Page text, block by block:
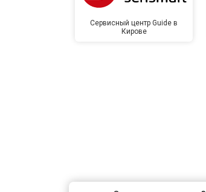
Сервисный центр Guide в
Кирове